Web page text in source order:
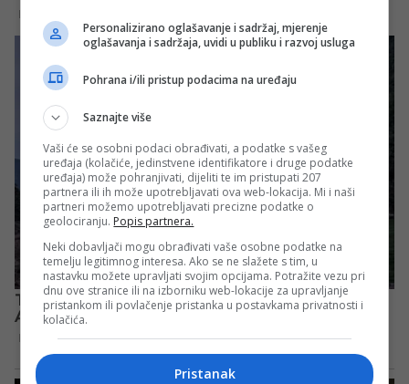
Personalizirano oglašavanje i sadržaj, mjerenje
oglašavanja i sadržaja, uvidi u publiku i razvoj usluga
Pohrana i/ili pristup podacima na uređaju
Saznajte više
Vaši će se osobni podaci obrađivati, a podatke s vašeg
uređaja (kolačiće, jedinstvene identifikatore i druge podatke
uređaja) može pohranjivati, dijeliti te im pristupati 207
partnera ili ih može upotrebljavati ova web-lokacija. Mi i naši
partneri možemo upotrebljavati precizne podatke o
geolociranju. Popis partnera.
Neki dobavljači mogu obrađivati vaše osobne podatke na
temelju legitimnog interesa. Ako se ne slažete s tim, u
nastavku možete upravljati svojim opcijama. Potražite vezu pri
dnu ove stranice ili na izborniku web-lokacije za upravljanje
pristankom ili povlačenje pristanka u postavkama privatnosti i
kolačića.
Pristanak